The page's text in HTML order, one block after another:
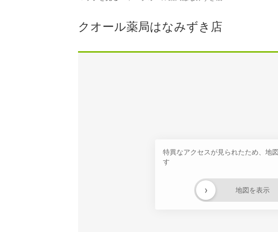
クオール薬局はなみずき店
特異なアクセスが見られたため、地
す
地図を表示
›